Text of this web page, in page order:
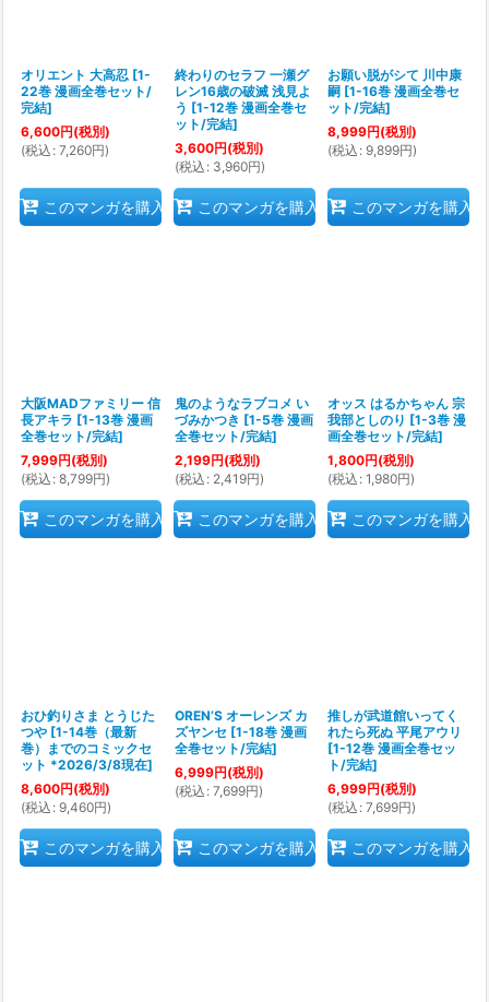
オリエント 大高忍 [1-
22巻 漫画全巻セット/
完結]
6,600円(税別)
(税込 : 7,260円)
このマンガを購入
終わりのセラフ 一瀬グ
レン16歳の破滅 浅見よ
う [1-12巻 漫画全巻セ
ット/完結]
3,600円(税別)
(税込 : 3,960円)
このマンガを購入
お願い脱がシて 川中康
嗣 [1-16巻 漫画全巻セ
ット/完結]
8,999円(税別)
(税込 : 9,899円)
このマンガを購入
大阪MADファミリー 信
長アキラ [1-13巻 漫画
全巻セット/完結]
7,999円(税別)
(税込 : 8,799円)
このマンガを購入
鬼のようなラブコメ い
づみかつき [1-5巻 漫画
全巻セット/完結]
2,199円(税別)
(税込 : 2,419円)
このマンガを購入
オッス はるかちゃん 宗
我部としのり [1-3巻 漫
画全巻セット/完結]
1,800円(税別)
(税込 : 1,980円)
このマンガを購入
おひ釣りさま とうじた
つや [1-14巻（最新
巻）までのコミックセ
ット *2026/3/8現在]
8,600円(税別)
(税込 : 9,460円)
このマンガを購入
OREN’S オーレンズ カ
ズヤンセ [1-18巻 漫画
全巻セット/完結]
6,999円(税別)
(税込 : 7,699円)
このマンガを購入
推しが武道館いってく
れたら死ぬ 平尾アウリ
[1-12巻 漫画全巻セッ
ト/完結]
6,999円(税別)
(税込 : 7,699円)
このマンガを購入